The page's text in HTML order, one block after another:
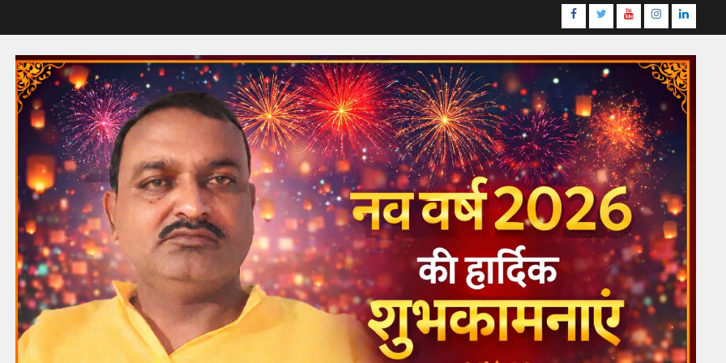
Facebook
TwitterYoutubeInstagram